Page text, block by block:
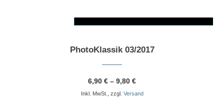
Dieses Produkt weist mehrere Varianten auf. Die Optionen können auf der Produktseite gewählt werden
PhotoKlassik 03/2017
6,90 € – 9,80 €
Inkl. MwSt., zzgl. Versand